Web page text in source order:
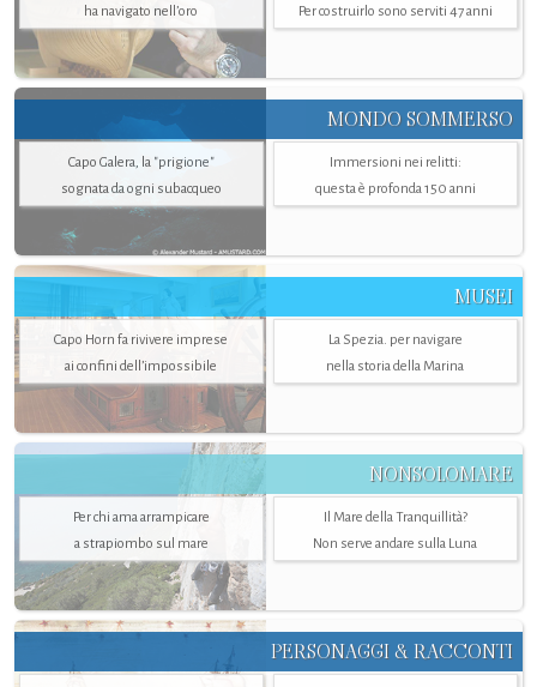
ha navigato nell’oro
Per costruirlo sono serviti 47 anni
MONDO SOMMERSO
Capo Galera, la "prigione"
sognata da ogni subacqueo
Immersioni nei relitti:
questa è profonda 150 anni
MUSEI
Capo Horn fa rivivere imprese
ai confini dell’impossibile
La Spezia. per navigare
nella storia della Marina
NONSOLOMARE
Per chi ama arrampicare
a strapiombo sul mare
Il Mare della Tranquillità?
Non serve andare sulla Luna
PERSONAGGI & RACCONTI